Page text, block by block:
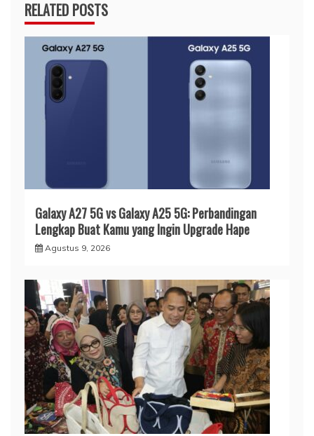
RELATED POSTS
Galaxy A27 5G vs Galaxy A25 5G: Perbandingan
Lengkap Buat Kamu yang Ingin Upgrade Hape
Agustus 9, 2026